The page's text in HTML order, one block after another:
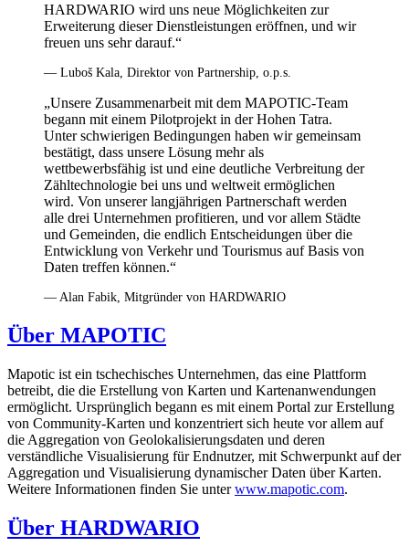
HARDWARIO wird uns neue Möglichkeiten zur
Erweiterung dieser Dienstleistungen eröffnen, und wir
freuen uns sehr darauf.“
— Luboš Kala, Direktor von Partnership, o.p.s.
„Unsere Zusammenarbeit mit dem MAPOTIC-Team
begann mit einem Pilotprojekt in der Hohen Tatra.
Unter schwierigen Bedingungen haben wir gemeinsam
bestätigt, dass unsere Lösung mehr als
wettbewerbsfähig ist und eine deutliche Verbreitung der
Zähltechnologie bei uns und weltweit ermöglichen
wird. Von unserer langjährigen Partnerschaft werden
alle drei Unternehmen profitieren, und vor allem Städte
und Gemeinden, die endlich Entscheidungen über die
Entwicklung von Verkehr und Tourismus auf Basis von
Daten treffen können.“
— Alan Fabik, Mitgründer von HARDWARIO
Über MAPOTIC
Mapotic ist ein tschechisches Unternehmen, das eine Plattform
betreibt, die die Erstellung von Karten und Kartenanwendungen
ermöglicht. Ursprünglich begann es mit einem Portal zur Erstellung
von Community-Karten und konzentriert sich heute vor allem auf
die Aggregation von Geolokalisierungsdaten und deren
verständliche Visualisierung für Endnutzer, mit Schwerpunkt auf der
Aggregation und Visualisierung dynamischer Daten über Karten.
Weitere Informationen finden Sie unterwww.mapotic.com.
Über HARDWARIO